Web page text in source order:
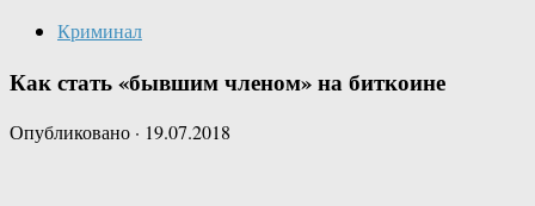
Криминал
Как стать «бывшим членом» на биткоине
Опубликовано · 19.07.2018